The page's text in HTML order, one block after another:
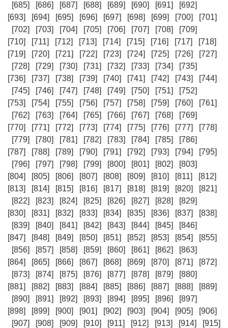
[685]
[686] [687] [688] [689] [690] [691]
[692]
[693]
[694] [695] [696] [697] [698] [699] [700]
[701]
[702]
[703] [704] [705] [706] [707] [708]
[709]
[710]
[711] [712] [713] [714] [715] [716] [717]
[718]
[719]
[720] [721] [722] [723] [724] [725] [726]
[727]
[728]
[729] [730] [731] [732] [733] [734]
[735]
[736]
[737] [738] [739] [740] [741] [742] [743]
[744]
[745]
[746] [747] [748] [749] [750] [751]
[752]
[753]
[754] [755] [756] [757] [758] [759] [760]
[761]
[762]
[763] [764] [765] [766] [767] [768]
[769]
[770]
[771] [772] [773] [774] [775] [776] [777]
[778]
[779]
[780] [781] [782] [783] [784] [785]
[786]
[787]
[788] [789] [790] [791] [792] [793] [794]
[795]
[796]
[797] [798] [799] [800] [801] [802]
[803]
[804]
[805] [806] [807] [808] [809] [810] [811]
[812]
[813]
[814] [815] [816] [817] [818] [819] [820]
[821]
[822]
[823] [824] [825] [826] [827] [828]
[829]
[830]
[831] [832] [833] [834] [835] [836] [837]
[838]
[839]
[840] [841] [842] [843] [844] [845]
[846]
[847]
[848] [849] [850] [851] [852] [853] [854]
[855]
[856]
[857] [858] [859] [860] [861] [862]
[863]
[864]
[865] [866] [867] [868] [869] [870] [871]
[872]
[873]
[874] [875] [876] [877] [878] [879]
[880]
[881]
[882] [883] [884] [885] [886] [887] [888]
[889]
[890]
[891] [892] [893] [894] [895] [896]
[897]
[898]
[899] [900] [901] [902] [903] [904] [905]
[906]
[907]
[908] [909] [910] [911] [912] [913] [914] [915]